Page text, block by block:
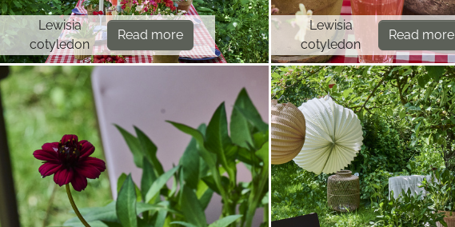
Lewisia
cotyledon
Read more
Lewisia
cotyledon
Read more